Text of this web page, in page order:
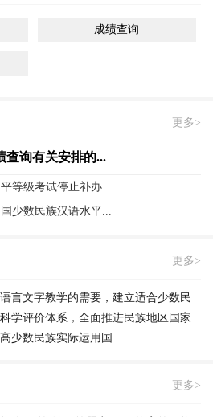
成绩查询
更多>
查询有关安排的...
等级考试停止补办...
少数民族汉语水平...
更多>
言文字教学的需要，建立适合少数民
学评价体系，全面推进民族地区国家
少数民族实际运用国…
更多>